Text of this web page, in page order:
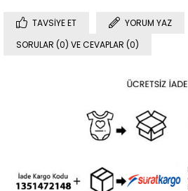
TAVSIYE ET
YORUM YAZ
SORULAR (0) VE CEVAPLAR (0)